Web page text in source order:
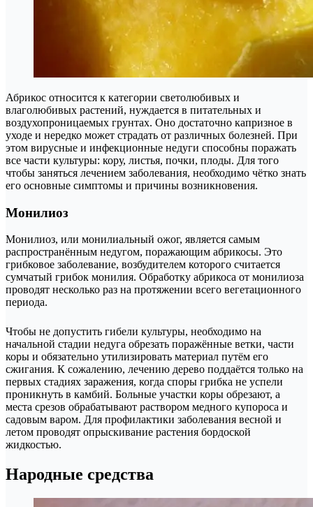
Абрикос относится к категории светолюбивых и
влаголюбивых растений, нуждается в питательных и
воздухопроницаемых грунтах. Оно достаточно капризное в
уходе и нередко может страдать от различных болезней. При
этом вирусные и инфекционные недуги способны поражать
все части культуры: кору, листья, почки, плоды. Для того
чтобы заняться лечением заболевания, необходимо чётко знать
его основные симптомы и причины возникновения.
Монилиоз
Монилиоз, или монилиальный ожог, является самым
распространённым недугом, поражающим абрикосы. Это
грибковое заболевание, возбудителем которого считается
сумчатый грибок монилия. Обработку абрикоса от монилиоза
проводят несколько раз на протяжении всего вегетационного
периода.
Чтобы не допустить гибели культуры, необходимо на
начальной стадии недуга обрезать поражённые ветки, части
коры и обязательно утилизировать материал путём его
сжигания. К сожалению, лечению дерево поддаётся только на
первых стадиях заражения, когда споры грибка не успели
проникнуть в камбий. Больные участки коры обрезают, а
места срезов обрабатывают раствором медного купороса и
садовым варом. Для профилактики заболевания весной и
летом проводят опрыскивание растения бордоской
жидкостью.
Народные средства